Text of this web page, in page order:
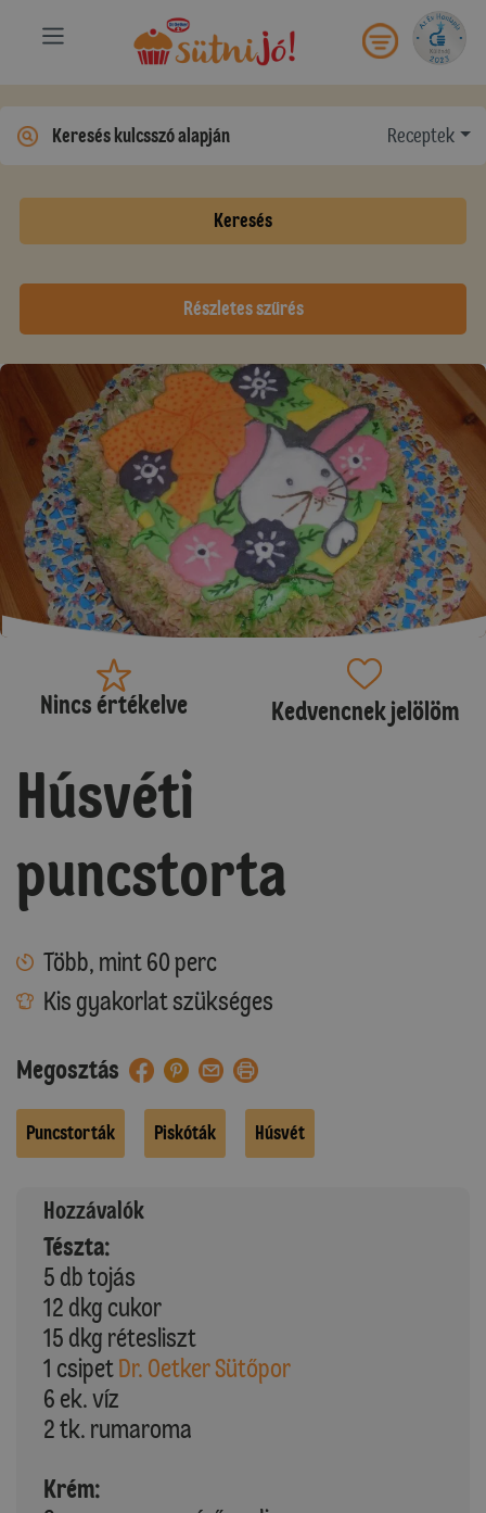
Receptek
Keresés
Részletes szűrés
Nincs értékelve Kedvencnek jelölöm
Húsvéti
puncstorta
Több, mint 60 perc
Kis gyakorlat szükséges
Megosztás
Puncstorták Piskóták Húsvét
Hozzávalók
Tészta:
5 db tojás
12 dkg cukor
15 dkg rétesliszt
1 csipetDr. Oetker Sütőpor
6 ek. víz
2 tk. rumaroma
Krém: